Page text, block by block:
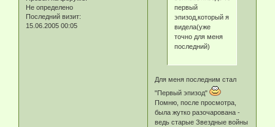
Не определено
Последний визит:
15.06.2005 00:05
первый
эпизод,который я
видела(уже
точно для меня
последний)
Для меня последним стал
"Первый эпизод"
Помню, после просмотра,
была жутко разочарована -
ведь старые Звездные войны